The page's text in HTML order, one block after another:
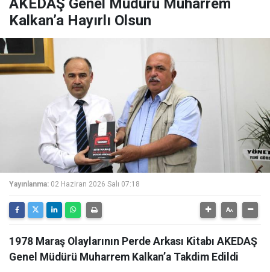
AKEDAŞ Genel Müdürü Muharrem
Kalkan’a Hayırlı Olsun
Yayınlanma: 02 Haziran 2026 Salı 07:18
1978 Maraş Olaylarının Perde Arkası Kitabı AKEDAŞ
Genel Müdürü Muharrem Kalkan’a Takdim Edildi